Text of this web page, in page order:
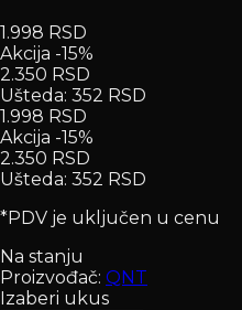
1.998 RSD
Akcija -15%
2.350 RSD
Ušteda: 352 RSD
1.998 RSD
Akcija -15%
2.350 RSD
Ušteda: 352 RSD
*PDV je uključen u cenu
Na stanju
Proizvođač: QNT
Izaberi ukus